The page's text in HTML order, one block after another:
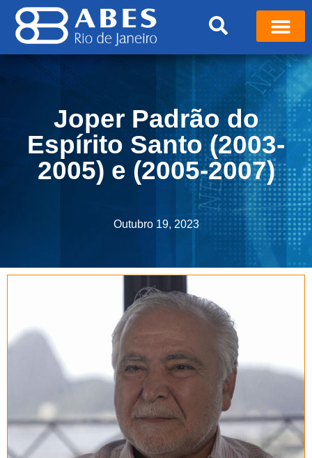
Joper Padrão do
Espírito Santo (2003-
2005) e (2005-2007)
Outubro 19, 2023